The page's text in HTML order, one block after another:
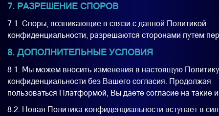
7. РАЗРЕШЕНИЕ СПОРОВ
7.1. Споры, возникающие в связи с данной Политикой
конфиденциальности, разрешаются сторонами путем
8. ДОПОЛНИТЕЛЬНЫЕ УСЛОВИЯ
8.1. Мы можем вносить изменения в настоящую Политику
конфиденциальности без Вашего согласия. Продолжая
пользоваться Платформой, Вы даете согласие на такие
8.2. Новая Политика конфиденциальности вступает в